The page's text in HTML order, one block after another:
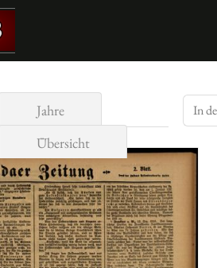
Jahre
Übersicht